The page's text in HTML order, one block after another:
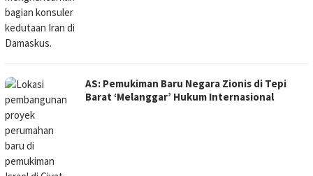
AS: Pemukiman Baru Negara Zionis di Tepi
Barat ‘Melanggar’ Hukum Internasional